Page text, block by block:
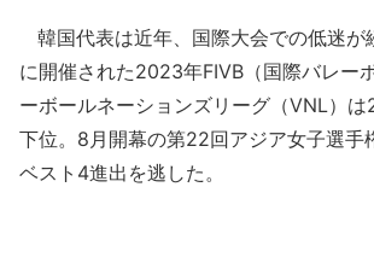
韓国代表は近年、国際大会での低迷が
に開催された2023年FIVB（国際バレー
ーボールネーションズリーグ（VNL）
下位。8月開幕の第22回アジア女子選手
ベスト4進出を逃した。